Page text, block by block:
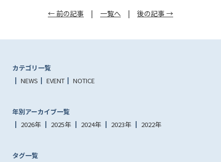
← 前の記事 | 一覧へ | 後の記事 →
カテゴリ一覧
NEWS
EVENT NOTICE
年別アーカイブ一覧
2026年
2025年 2024年 2023年 2022年
タグ一覧